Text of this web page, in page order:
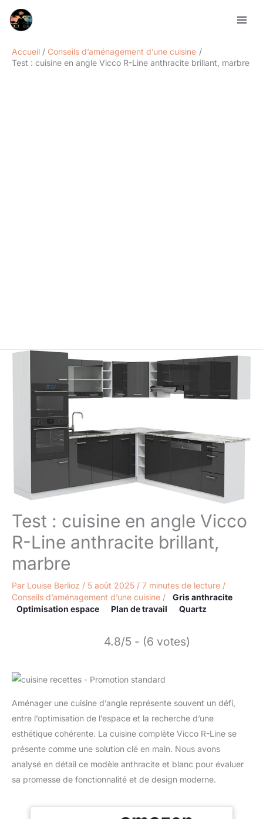
Accueil
Conseils d’aménagement d’une cuisine
Test : cuisine en angle Vicco R-Line anthracite brillant, marbre
Test : cuisine en angle Vicco
R-Line anthracite brillant,
marbre
Par Louise Berlioz / 5 août 2025 / 7 minutes de lecture /
Conseils d’aménagement d’une cuisine /
Gris anthracite
Optimisation espace
Plan de travail Quartz
4.8/5 - (6 votes)
Aménager une cuisine d’angle représente souvent un défi,
entre l’optimisation de l’espace et la recherche d’une
esthétique cohérente. La cuisine complète Vicco R-Line se
présente comme une solution clé en main. Nous avons
analysé en détail ce modèle anthracite et blanc pour évaluer
sa promesse de fonctionnalité et de design moderne.
Rechercher